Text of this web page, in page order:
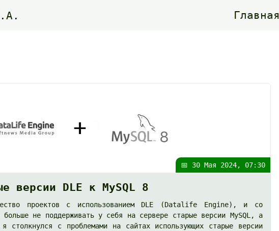
Главная
📅 30 Мая 2024, 07:30
версии DLE к MySQL 8
проектов с использованием DLE (Datalife Engine), и со
больше не поддерживать у себя на сервере старые версии MySQL, а
столкнулся с проблемами на сайтах использующих старые версии